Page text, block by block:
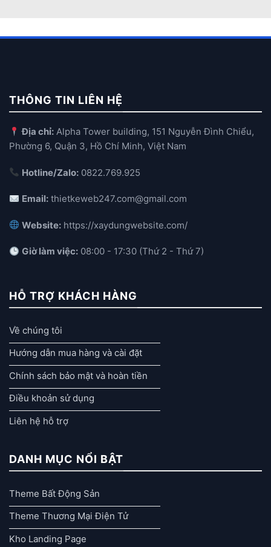
THÔNG TIN LIÊN HỆ
Địa chỉ: Alpha Tower building, 151 Nguyễn Đình Chiểu,
Phường 6, Quận 3, Hồ Chí Minh, Việt Nam
Hotline/Zalo: 0822.769.925
Email: thietkeweb247.com@gmail.com
Website: https://xaydungwebsite.com/
Giờ làm việc: 08:00 - 17:30 (Thứ 2 - Thứ 7)
HỖ TRỢ KHÁCH HÀNG
Về chúng tôi
Hướng dẫn mua hàng và cài đặt
Chính sách bảo mật và hoàn tiền
Điều khoản sử dụng
Liên hệ hỗ trợ
DANH MỤC NỔI BẬT
Theme Bất Động Sản
Theme Thương Mại Điện Tử
Kho Landing Page